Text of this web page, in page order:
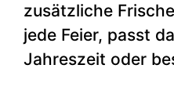
zusätzliche
jede Feier, passt
Jahreszeit oder